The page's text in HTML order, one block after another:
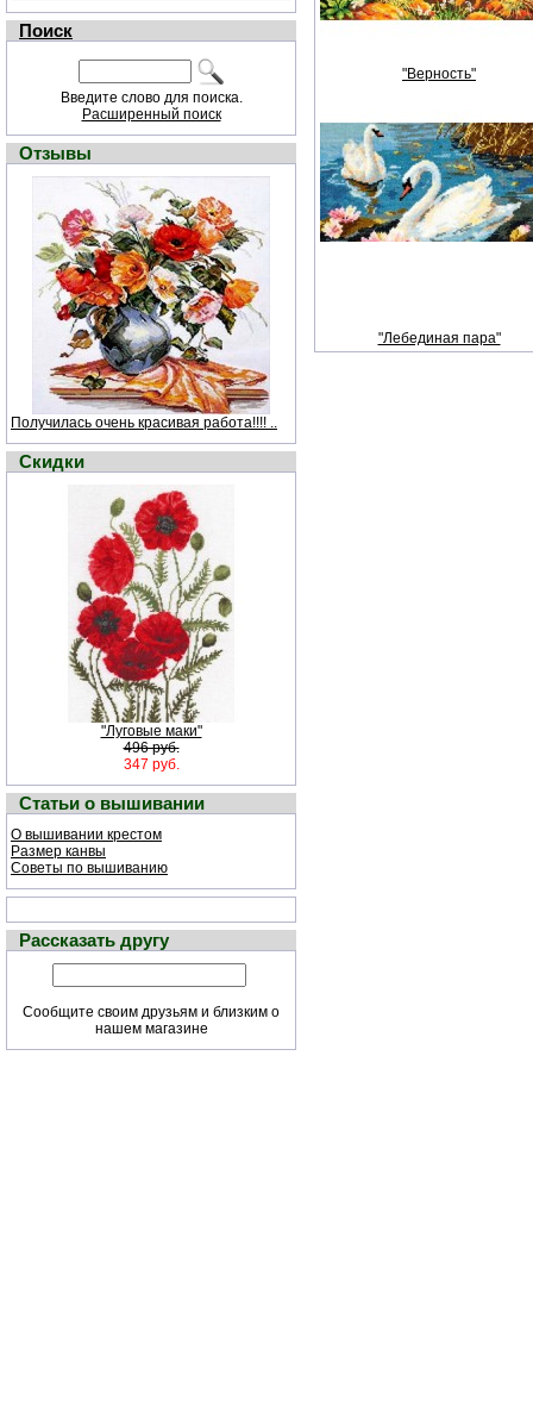
Поиск
Введите слово для поиска.
Расширенный поиск
Отзывы
Получилась очень красивая работа!!!! ..
Скидки
"Луговые маки"
496 руб.
347 руб.
Статьи о вышивании
О вышивании крестом
Размер канвы
Советы по вышиванию
Рассказать другу
Сообщите своим друзьям и близким о
нашем магазине
"Верность"
"Лебединая пара"